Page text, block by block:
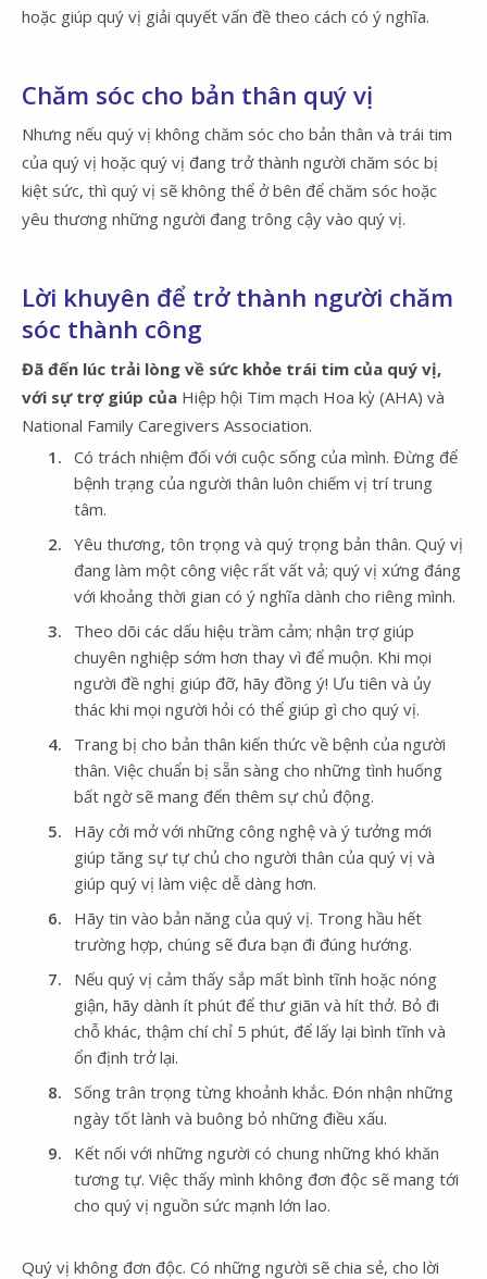
hoặc giúp quý vị giải quyết vấn đề theo cách có ý nghĩa.
Chăm sóc cho bản thân quý vị
Nhưng nếu quý vị không chăm sóc cho bản thân và trái tim
của quý vị hoặc quý vị đang trở thành người chăm sóc bị
kiệt sức, thì quý vị sẽ không thể ở bên để chăm sóc hoặc
yêu thương những người đang trông cậy vào quý vị.
Lời khuyên để trở thành người chăm
sóc thành công
Đã đến lúc trải lòng về sức khỏe trái tim của quý vị,
với sự trợ giúp của Hiệp hội Tim mạch Hoa kỳ (AHA) và
National Family Caregivers Association.
Có trách nhiệm đối với cuộc sống của mình. Đừng để
bệnh trạng của người thân luôn chiếm vị trí trung
tâm.
Yêu thương, tôn trọng và quý trọng bản thân. Quý vị
đang làm một công việc rất vất vả; quý vị xứng đáng
với khoảng thời gian có ý nghĩa dành cho riêng mình.
Theo dõi các dấu hiệu trầm cảm; nhận trợ giúp
chuyên nghiệp sớm hơn thay vì để muộn. Khi mọi
người đề nghị giúp đỡ, hãy đồng ý! Ưu tiên và ủy
thác khi mọi người hỏi có thể giúp gì cho quý vị.
Trang bị cho bản thân kiến thức về bệnh của người
thân. Việc chuẩn bị sẵn sàng cho những tình huống
bất ngờ sẽ mang đến thêm sự chủ động.
Hãy cởi mở với những công nghệ và ý tưởng mới
giúp tăng sự tự chủ cho người thân của quý vị và
giúp quý vị làm việc dễ dàng hơn.
Hãy tin vào bản năng của quý vị. Trong hầu hết
trường hợp, chúng sẽ đưa bạn đi đúng hướng.
Nếu quý vị cảm thấy sắp mất bình tĩnh hoặc nóng
giận, hãy dành ít phút để thư giãn và hít thở. Bỏ đi
chỗ khác, thậm chí chỉ 5 phút, để lấy lại bình tĩnh và
ổn định trở lại.
Sống trân trọng từng khoảnh khắc. Đón nhận những
ngày tốt lành và buông bỏ những điều xấu.
Kết nối với những người có chung những khó khăn
tương tự. Việc thấy mình không đơn độc sẽ mang tới
cho quý vị nguồn sức mạnh lớn lao.
Quý vị không đơn độc. Có những người sẽ chia sẻ, cho lời